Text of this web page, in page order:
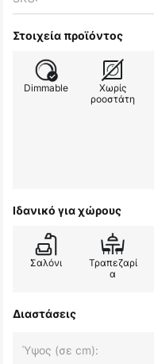
Στοιχεία προϊόντος
Dimmable
Χωρίς
ροοστάτη
Ιδανικό για χώρους
Σαλόνι
Τραπεζαρί
α
Διαστάσεις
Ύψος (σε cm):